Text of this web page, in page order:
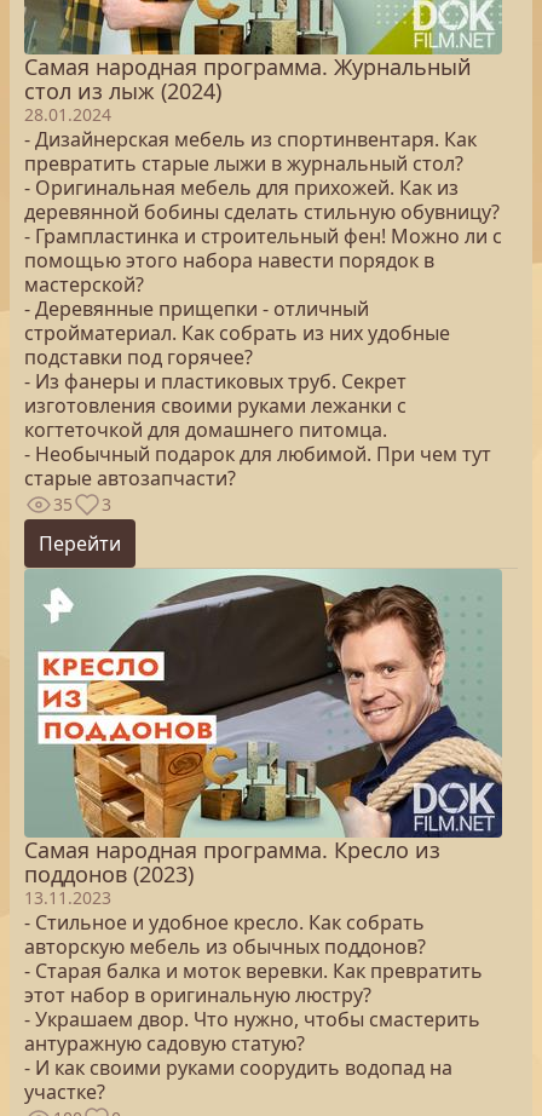
Самая народная программа. Журнальный
стол из лыж (2024)
28.01.2024
- Дизайнерская мебель из спортинвентаря. Как
превратить старые лыжи в журнальный стол?
- Оригинальная мебель для прихожей. Как из
деревянной бобины сделать стильную обувницу?
- Грампластинка и строительный фен! Можно ли с
помощью этого набора навести порядок в
мастерской?
- Деревянные прищепки - отличный
стройматериал. Как собрать из них удобные
подставки под горячее?
- Из фанеры и пластиковых труб. Секрет
изготовления своими руками лежанки с
когтеточкой для домашнего питомца.
- Необычный подарок для любимой. При чем тут
старые автозапчасти?
35 3
Перейти
Самая народная программа. Кресло из
поддонов (2023)
13.11.2023
- Стильное и удобное кресло. Как собрать
авторскую мебель из обычных поддонов?
- Старая балка и моток веревки. Как превратить
этот набор в оригинальную люстру?
- Украшаем двор. Что нужно, чтобы смастерить
антуражную садовую статую?
- И как своими руками соорудить водопад на
участке?